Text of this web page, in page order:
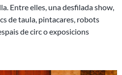
Entre elles, una desfilada show,
de taula, pintacares, robots
de circ o exposicions